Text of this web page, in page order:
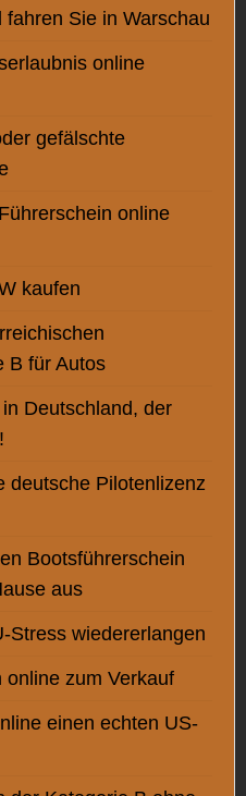
Sie in Warschau
online
gefälschte
online
kaufen
B für Autos
Deutschland, der
deutsche Pilotenlizenz
Bootsführerschein
aus
Stress wiedererlangen
online zum Verkauf
einen echten US-
B